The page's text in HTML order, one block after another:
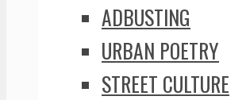
ADBUSTING
URBAN POETRY
STREET CULTURE